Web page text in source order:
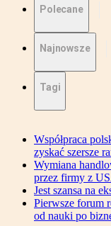
Polecane
Najnowsze
Tagi
Współpraca
zyskać szersze
Wymiana
przez firmy z
Jest szansa na
Pierwsze forum
od nauki po